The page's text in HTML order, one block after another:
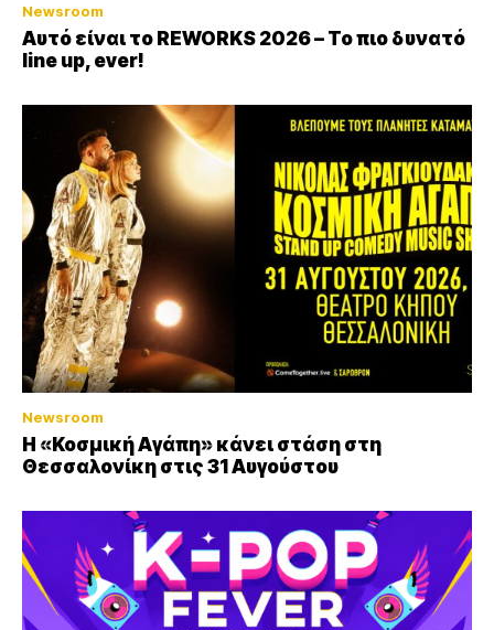
Newsroom
Αυτό είναι το REWORKS 2026 – Το πιο δυνατό
line up, ever!
Newsroom
Η «Κοσμική Αγάπη» κάνει στάση στη
Θεσσαλονίκη στις 31 Αυγούστου